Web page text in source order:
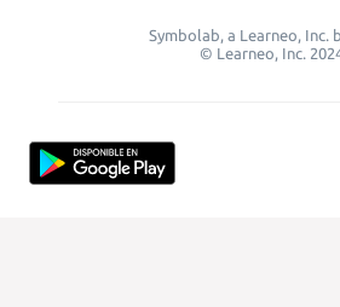
Symbolab, a Learneo, Inc.
© Learneo, Inc.